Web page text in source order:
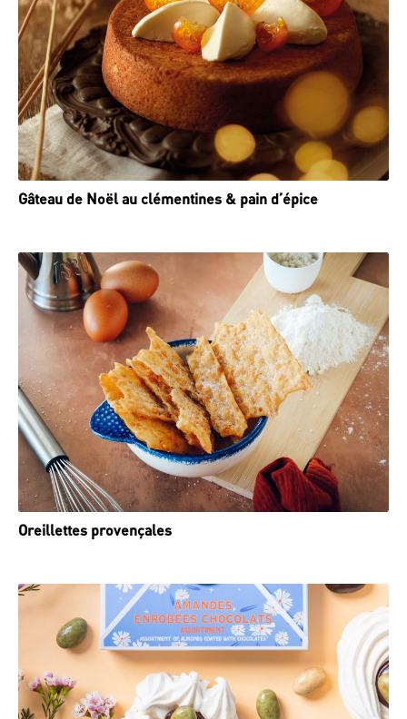
Gâteau de Noël au clémentines & pain d’épice
Oreillettes provençales